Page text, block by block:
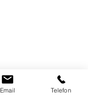
Email Telefon